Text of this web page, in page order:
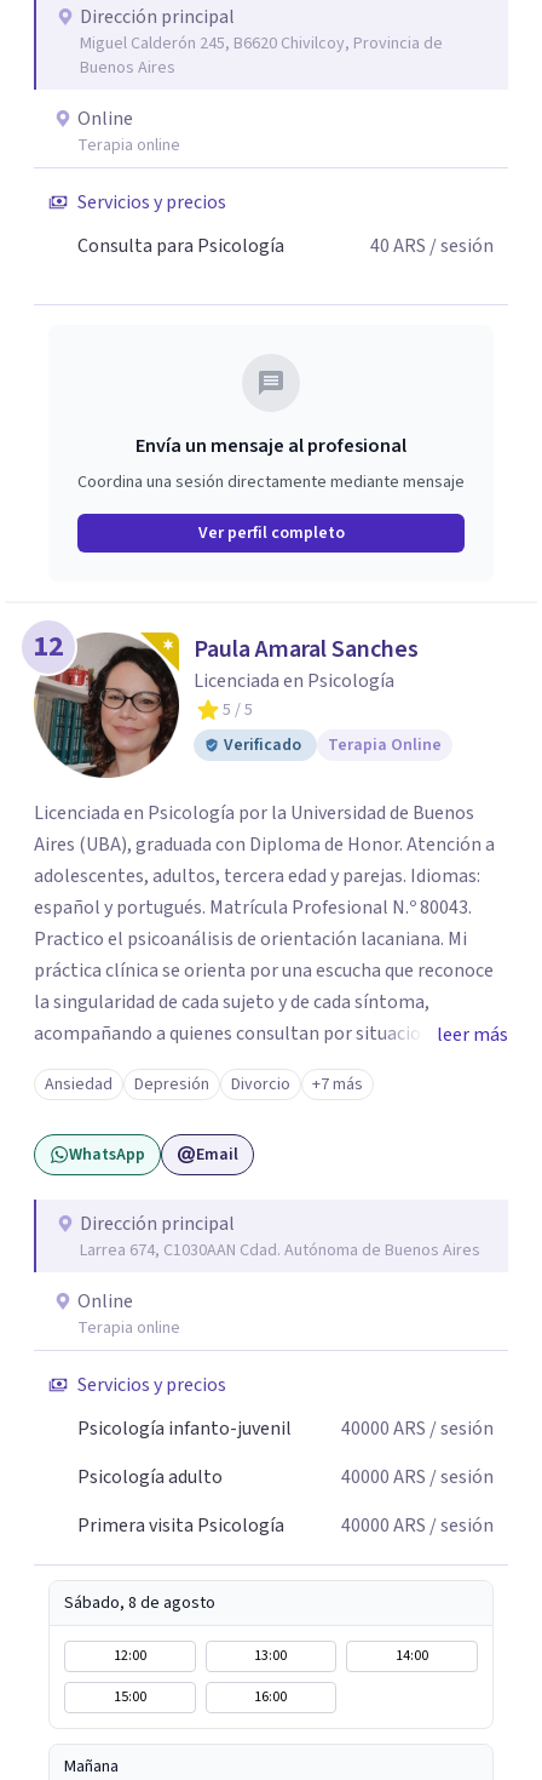
Dirección principal
Miguel Calderón 245, B6620 Chivilcoy, Provincia de
Buenos Aires
Online
Terapia online
Servicios y precios
Consulta para Psicología
40ARS / sesión
Envía un mensaje al profesional
Coordina una sesión directamente mediante mensaje
Ver perfil completo
12 Paula Amaral Sanches
Licenciada en Psicología
5 / 5
Verificado
Terapia Online
Licenciada en Psicología por la Universidad de Buenos
Aires (UBA), graduada con Diploma de Honor. Atención a
adolescentes, adultos, tercera edad y parejas. Idiomas:
español y portugués. Matrícula Profesional N.º 80043.
Practico el psicoanálisis de orientación lacaniana. Mi
práctica clínica se orienta por una escucha que reconoce
la singularidad de cada sujeto y de cada síntoma,
acompañando a quienes consultan por situaciones de
angustia, dificultades en los vínculos, inhibiciones,
duelos, crisis vitales, padecimientos subjetivos y otros
modos de malestar. La práctica analítica propone un
espacio de palabra donde cada sujeto pueda interrogar
construcción de una respuesta singular frente a su
malestar.
leer más
Ansiedad Depresión Divorcio +7 más
WhatsApp Email
Dirección principal
Larrea 674, C1030AAN Cdad. Autónoma de Buenos Aires
Online
Terapia online
Servicios y precios
Psicología infanto-juvenil
40000ARS / sesión
Psicología adulto
40000ARS / sesión
Primera visita Psicología
40000ARS / sesión
Sábado, 8 de agosto
12:00 13:00
14:00
15:00
16:00
Mañana